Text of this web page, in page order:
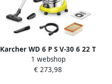
Karcher WD 6 P S V-30 6 22 T
Nat- en droogstofzuiger
1.628-361.0
1 webshop
€ 273,98